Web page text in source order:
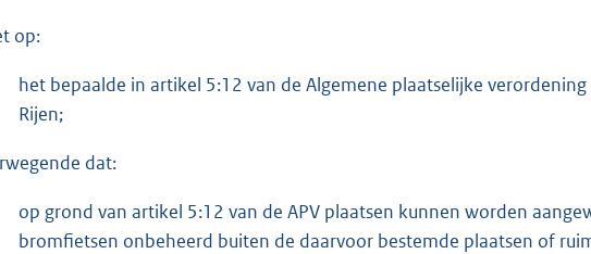
op:
het bepaalde in artikel 5:12 van de Algemene plaatselijke verordening
Rijen;
dat:
op grond van artikel 5:12 van de APV plaatsen kunnen worden
bromfietsen onbeheerd buiten de daarvoor bestemde plaatsen of